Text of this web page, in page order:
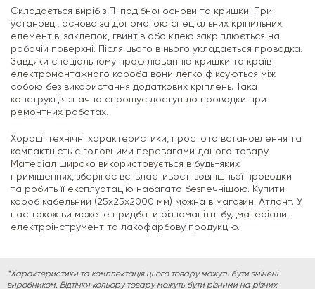
Складається виріб з П-подібної основи та кришки. При
установці, основа за допомогою спеціальних кріпильних
елементів, заклепок, гвинтів або клею закріплюється на
робочій поверхні. Після цього в нього укладається проводка.
Завдяки спеціальному профілюванню кришки та країв
електромонтажного короба вони легко фіксуються між
собою без використання додаткових кріплень. Така
конструкція значно спрощує доступ до проводки при
ремонтних роботах.
Хороші технічні характеристики, простота встановлення та
компактність є головними перевагами даного товару.
Матеріал широко використовується в будь-яких
приміщеннях, зберігає всі властивості зовнішньої проводки
та робить її експлуатацію набагато безпечнішою. Купити
короб кабельний (25х25х2000 мм) можна в магазині Атлант. У
нас також ви можете придбати різноманітні будматеріали,
електроінструмент та лакофарбову продукцію.
*Характеристики та комплектація цього товару можуть бути змінені
виробником. Відтінки кольору товару можуть бути різними на різних